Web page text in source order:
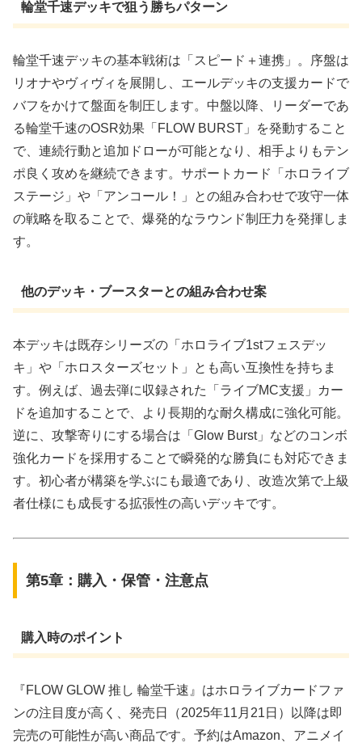
輪堂千速デッキで狙う勝ちパターン
輪堂千速デッキの基本戦術は「スピード＋連携」。序盤は
リオナやヴィヴィを展開し、エールデッキの支援カードで
バフをかけて盤面を制圧します。中盤以降、リーダーであ
る輪堂千速のOSR効果「FLOW BURST」を発動すること
で、連続行動と追加ドローが可能となり、相手よりもテン
ポ良く攻めを継続できます。サポートカード「ホロライブ
ステージ」や「アンコール！」との組み合わせで攻守一体
の戦略を取ることで、爆発的なラウンド制圧力を発揮しま
す。
他のデッキ・ブースターとの組み合わせ案
本デッキは既存シリーズの「ホロライブ1stフェスデッ
キ」や「ホロスターズセット」とも高い互換性を持ちま
す。例えば、過去弾に収録された「ライブMC支援」カー
ドを追加することで、より長期的な耐久構成に強化可能。
逆に、攻撃寄りにする場合は「Glow Burst」などのコンボ
強化カードを採用することで瞬発的な勝負にも対応できま
す。初心者が構築を学ぶにも最適であり、改造次第で上級
者仕様にも成長する拡張性の高いデッキです。
第5章：購入・保管・注意点
購入時のポイント
『FLOW GLOW 推し 輪堂千速』はホロライブカードファ
ンの注目度が高く、発売日（2025年11月21日）以降は即
完売の可能性が高い商品です。予約はAmazon、アニメイ